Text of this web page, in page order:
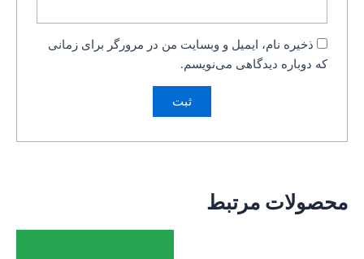
ذخیره نام، ایمیل و وبسایت من در مرورگر برای زمانی
که دوباره دیدگاهی می‌نویسم.
محصولات مرتبط